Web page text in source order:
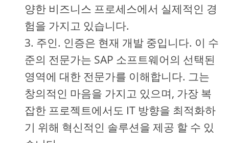
양한 비즈니스 프로세스에서 실제적인 경
험을 가지고 있습니다.
주인. 인증은 현재 개발 중입니다. 이 수
준의 전문가는 SAP 소프트웨어의 선택된
영역에 대한 전문가를 이해합니다. 그는
창의적인 마음을 가지고 있으며, 가장 복
잡한 프로젝트에서도 IT 방향을 최적화하
기 위해 혁신적인 솔루션을 제공 할 수 있